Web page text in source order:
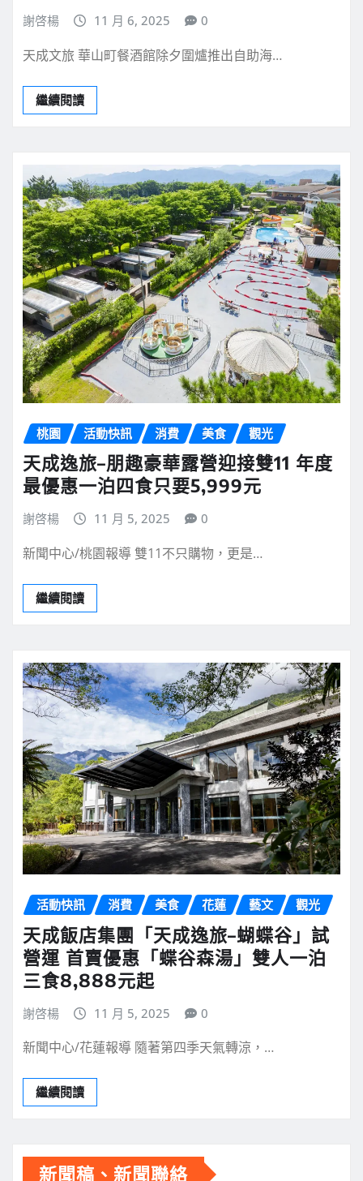
謝啓楊 11 月 6, 2025 0
天成文旅 華山町餐酒館除夕圍爐推出自助海…
繼續閱讀
桃園 活動快訊 消費 美食 觀光
天成逸旅–朋趣豪華露營迎接雙11 年度
最優惠一泊四食只要5,999元
謝啓楊 11 月 5, 2025 0
新聞中心/桃園報導 雙11不只購物，更是…
繼續閱讀
活動快訊 消費 美食 花蓮 藝文 觀光
天成飯店集團「天成逸旅–蝴蝶谷」試
營運 首賣優惠「蝶谷森湯」雙人一泊
三食8,888元起
謝啓楊 11 月 5, 2025 0
新聞中心/花蓮報導 隨著第四季天氣轉涼，…
繼續閱讀
新聞稿、新聞聯絡